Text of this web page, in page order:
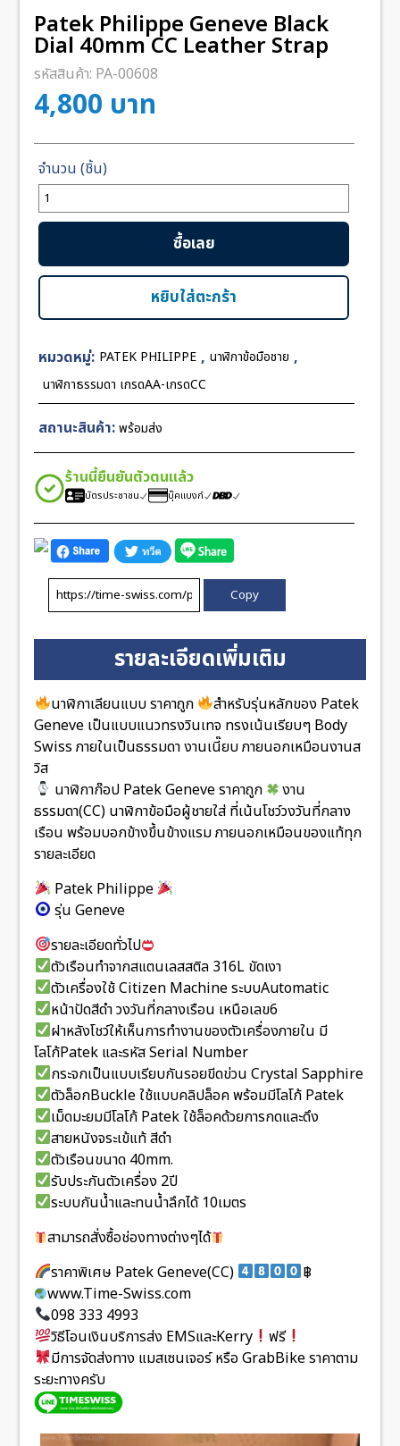
Patek Philippe Geneve Black
Dial 40mm CC Leather Strap
รหัสสินค้า: PA-00608
4,800 บาท
จำนวน
Patek
Philippe
Black
40mm
Leather
Strap
ชิ้น
หยิบใส่ตะกร้า
ซื้อเลย
หมวดหมู่: PATEK PHILIPPE , นาฬิกาข้อมือชาย ,
นาฬิกาธรรมดา เกรดAA-เกรดCC
สถานะสินค้า:พร้อมส่ง
ร้านนี้ยืนยันตัวตนแล้ว
บัตรประชาชน บุ๊คแบงก์
Copy
รายละเอียดเพิ่มเติม
นาฬิกาเลียนแบบ ราคาถูก
สำหรับรุ่นหลักของ Patek
Geneve เป็นแบบแนวทรงวินเทจ ทรงเน้นเรียบๆ Body
Swiss ภายในเป็นธรรมดา งานเนี๊ยบ ภายนอกเหมือนงานส
วิส
นาฬิกาก๊อป Patek Geneve ราคาถูก
งาน
ธรรมดา(CC) นาฬิกาข้อมือผู้ชายใส่ ที่เน้นโชว์วงวันที่กลาง
เรือน พร้อมบอกข้างขึ้นข้างแรม ภายนอกเหมือนของแท้ทุก
รายละเอียด
Patek Philippe
รุ่น Geneve
รายละเอียดทั่วไป
ตัวเรือนทำจากสแตนเลสสติล 316L ขัดเงา
ตัวเครื่องใช้ Citizen Machine ระบบAutomatic
หน้าปัดสีดำ วงวันที่กลางเรือน เหนือเลข6
ฝาหลังโชว์ให้เห็นการทำงานของตัวเครื่องภายใน มี
โลโก้Patek และรหัส Serial Number
กระจกเป็นแบบเรียบกันรอยขีดข่วน Crystal Sapphire
ตัวล็อกBuckle ใช้แบบคลิปล็อค พร้อมมีโลโก้ Patek
เม็ดมะยมมีโลโก้ Patek ใช้ล็อคด้วยการกดและดึง
สายหนังจระเข้แท้ สีดำ
ตัวเรือนขนาด 40mm.
รับประกันตัวเครื่อง 2ปี
ระบบกันน้ำและทนน้ำลึกได้ 10เมตร
สามารถสั่งซื้อช่องทางต่างๆได้
ราคาพิเศษ Patek Geneve(CC)
฿
www.Time-Swiss.com
098 333 4993
วิธีโอนเงินบริการส่ง EMSและKerry
ฟรี
มีการจัดส่งทาง แมสเซนเจอร์ หรือ GrabBike ราคาตาม
ระยะทางครับ